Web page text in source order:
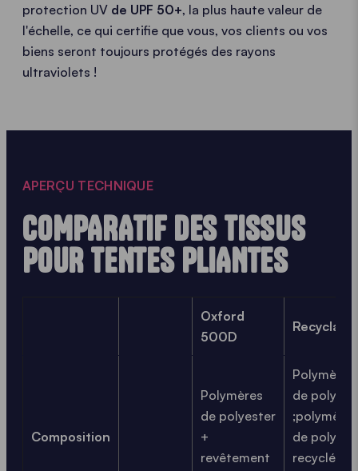
protection UV de UPF 50+, la plus haute valeur de
l'échelle, ce qui certifie que vous, vos clients ou vos
biens seront toujours protégés des rayons
ultraviolets !
APERÇU TECHNIQUE
COMPARATIF DES TISSUS
POUR TENTES PLIANTES
Oxford
500D
Recyclage
Composition
Polymères
de polyester
+
revêtement
Polymères
de
;polymères
de
recyclés +